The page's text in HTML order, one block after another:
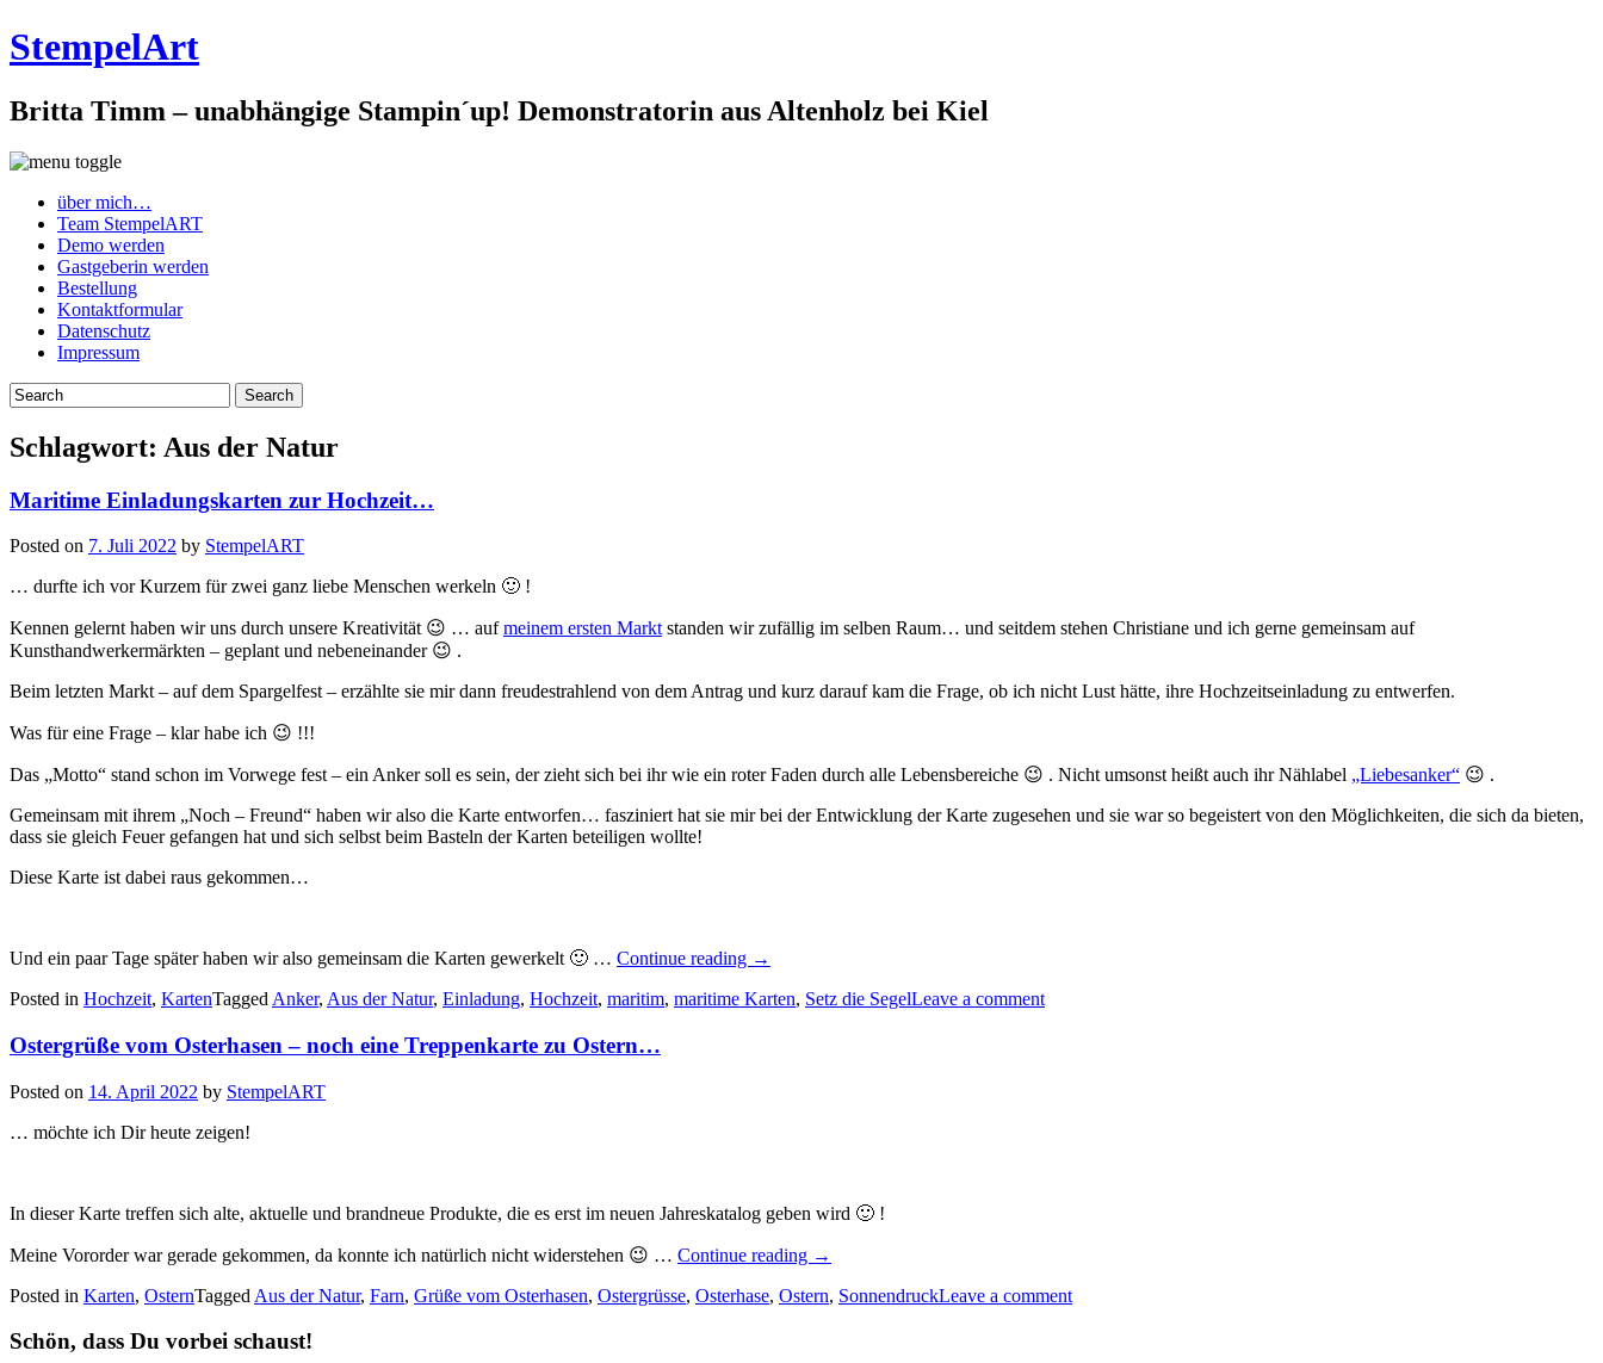
StempelArt
Britta Timm – unabhängige Stampin´up! Demonstratorin aus Altenholz bei Kiel
über mich…
Team StempelART
Demo werden
Gastgeberin werden
Bestellung
Kontaktformular
Datenschutz
Impressum
Schlagwort: Aus der Natur
Maritime Einladungskarten zur Hochzeit…
Posted on 7. Juli 2022 by StempelART
… durfte ich vor Kurzem für zwei ganz liebe Menschen werkeln 🙂 !
Kennen gelernt haben wir uns durch unsere Kreativität 😉 … aufmeinem ersten Markt standen wir zufällig im selben Raum… und seitdem stehen Christiane und ich gerne gemeinsam auf
Kunsthandwerkermärkten – geplant und nebeneinander 😉 .
Beim letzten Markt – auf dem Spargelfest – erzählte sie mir dann freudestrahlend von dem Antrag und kurz darauf kam die Frage, ob ich nicht Lust hätte, ihre Hochzeitseinladung zu entwerfen.
Was für eine Frage – klar habe ich 😉 !!!
Das „Motto“ stand schon im Vorwege fest – ein Anker soll es sein, der zieht sich bei ihr wie ein roter Faden durch alle Lebensbereiche 😉 . Nicht umsonst heißt auch ihr Nählabel „Liebesanker“ 😉 .
Gemeinsam mit ihrem „Noch – Freund“ haben wir also die Karte entworfen… fasziniert hat sie mir bei der Entwicklung der Karte zugesehen und sie war so begeistert von den Möglichkeiten, die sich da bieten,
dass sie gleich Feuer gefangen hat und sich selbst beim Basteln der Karten beteiligen wollte!
Diese Karte ist dabei raus gekommen…
Und ein paar Tage später haben wir also gemeinsam die Karten gewerkelt 🙂 … Continue reading „Maritime
zur
→
Posted in Hochzeit, KartenTagged Anker, Aus der Natur, Einladung, Hochzeit, maritim, maritime Karten, Setz die SegelLeave a comment
Ostergrüße vom Osterhasen – noch eine Treppenkarte zu Ostern…
Posted on 14. April 2022 by StempelART
… möchte ich Dir heute zeigen!
In dieser Karte treffen sich alte, aktuelle und brandneue Produkte, die es erst im neuen Jahreskatalog geben wird 🙂 !
Meine Vororder war gerade gekommen, da konnte ich natürlich nicht widerstehen 😉 … Continue reading
„Ostergrüße
Osterhasen
→
Posted in Karten, OsternTagged Aus der Natur, Farn, Grüße vom Osterhasen, Ostergrüsse, Osterhase, Ostern, SonnendruckLeave a comment
Schön, dass Du vorbei schaust!